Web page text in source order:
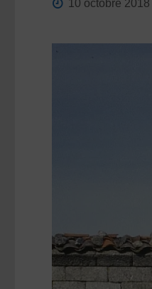
10 octobre 2018